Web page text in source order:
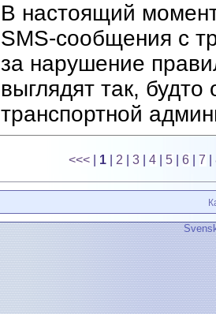
В настоящий
SMS-сообщения с
за нарушение
выглядят так,
транспортной
<<< 1 2 |3 |4 5 |6 |7 |